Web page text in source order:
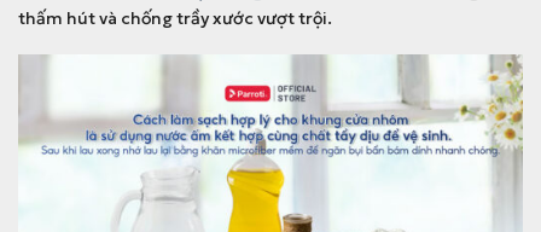
thấm hút và chống trầy xước vượt trội.